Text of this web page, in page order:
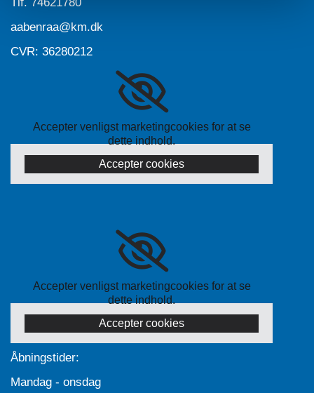
aabenraa@km.dk
CVR: 36280212
Accepter venligst marketingcookies for at se
dette indhold.
Accepter cookies
Accepter venligst marketingcookies for at se
dette indhold.
Accepter cookies
Åbningstider:
Mandag - onsdag